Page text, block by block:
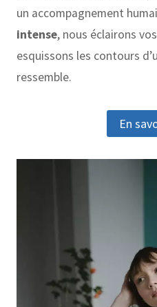
un accompagnement
intense, nous éclairons
esquissons les contours
ressemble.
En